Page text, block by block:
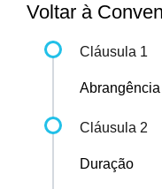
Voltar à
Cláusula 1
Abrangência
Cláusula 2
Duração